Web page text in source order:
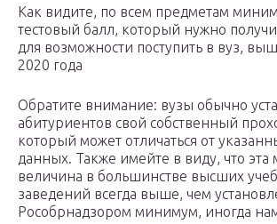
Как видите, по всем предметам
тестовый балл, который нужно
для возможности поступить в вуз,
2020 года
Обратите внимание: вузы обычно
абитуриентов свой собственный
который может отличаться от
данных. Также имейте в виду, что эта
величина в большинстве высших
заведений всегда выше, чем
Рособрнадзором минимум, иногда